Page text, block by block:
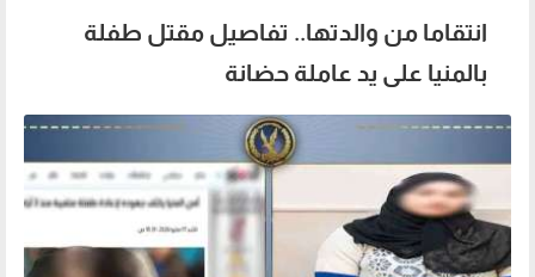
انتقاما من والدتها.. تفاصيل مقتل طفلة
بالمنيا على يد عاملة حضانة